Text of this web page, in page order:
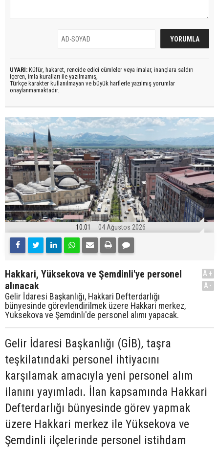
UYARI: Küfür, hakaret, rencide edici cümleler veya imalar, inançlara saldırı
içeren, imla kuralları ile yazılmamış,
Türkçe karakter kullanılmayan ve büyük harflerle yazılmış yorumlar
onaylanmamaktadır.
10:01 04 Ağustos 2026
Hakkari, Yüksekova ve Şemdinli'ye personel
alınacak
Gelir İdaresi Başkanlığı, Hakkari Defterdarlığı
bünyesinde görevlendirilmek üzere Hakkari merkez,
Yüksekova ve Şemdinli'de personel alımı yapacak.
A+
A-
Gelir İdaresi Başkanlığı (GİB), taşra
teşkilatındaki personel ihtiyacını
karşılamak amacıyla yeni personel alım
ilanını yayımladı. İlan kapsamında Hakkari
Defterdarlığı bünyesinde görev yapmak
üzere Hakkari merkez ile Yüksekova ve
Şemdinli ilçelerinde personel istihdam